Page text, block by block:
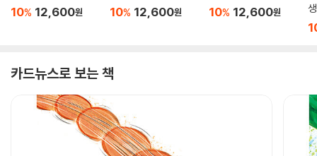
10% 12,600원 10% 12,600원 10% 12,600원
생
카드뉴스로 보는 책